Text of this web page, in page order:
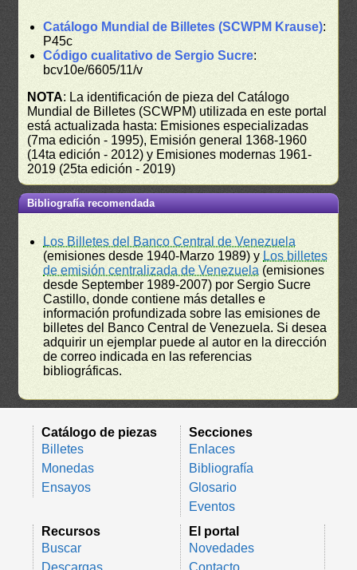
Catálogo Mundial de Billetes (SCWPM Krause):
P45c
Código cualitativo de Sergio Sucre:
bcv10e/6605/11/v
NOTA: La identificación de pieza del Catálogo
Mundial de Billetes (SCWPM) utilizada en este portal
está actualizada hasta: Emisiones especializadas
(7ma edición - 1995), Emisión general 1368-1960
(14ta edición - 2012) y Emisiones modernas 1961-
2019 (25ta edición - 2019)
Bibliografía recomendada
Los Billetes del Banco Central de Venezuela
(emisiones desde 1940-Marzo 1989) y Los billetes
de emisión centralizada de Venezuela (emisiones
desde September 1989-2007) por Sergio Sucre
Castillo, donde contiene más detalles e
información profundizada sobre las emisiones de
billetes del Banco Central de Venezuela. Si desea
adquirir un ejemplar puede al autor en la dirección
de correo indicada en las referencias
bibliográficas.
Catálogo de piezas
Billetes
Monedas
Ensayos
Secciones
Enlaces
Bibliografía
Glosario
Eventos
Recursos
Buscar
El portal
Novedades